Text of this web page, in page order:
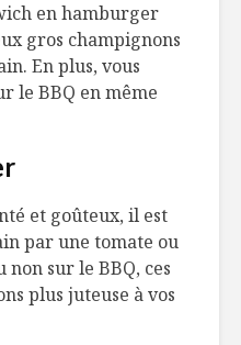
en hamburger
gros champignons
En plus, vous
le BBQ en même
et goûteux, il est
par une tomate ou
sur le BBQ, ces
plus juteuse à vos